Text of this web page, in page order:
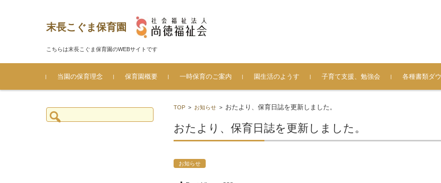
末長こぐま保育園
こちらは末長こぐま保育園のWEBサイトです
コンテンツに移動
当園の保育理念
保育園概要 一時保育のご案内 園生活のようす 子育て支援、勉強会 各種書類ダ
TOP > お知らせ > おたより、保育日誌を更新しました。
おたより、保育日誌を更新しました。
お知らせ
検
索: